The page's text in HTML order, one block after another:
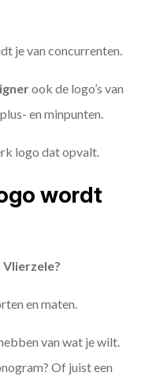
je van concurrenten.
ook de logo’s van
en minpunten.
logo dat opvalt.
wordt
en maten.
van wat je wilt.
Of juist een